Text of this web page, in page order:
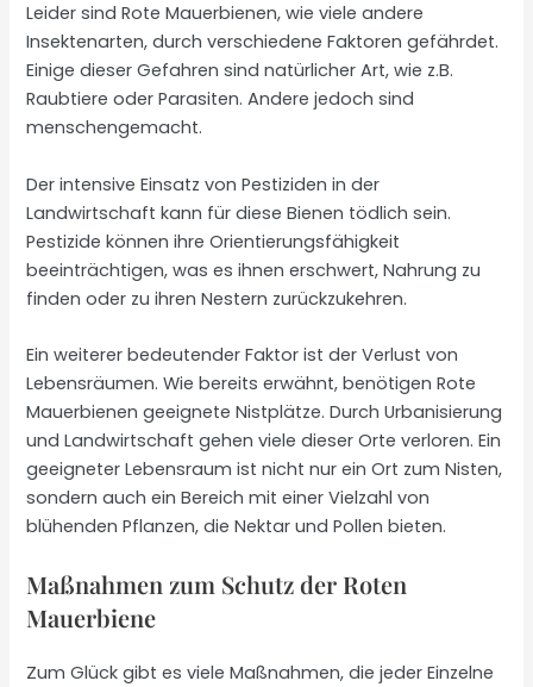
Leider sind Rote Mauerbienen, wie viele andere
Insektenarten, durch verschiedene Faktoren gefährdet.
Einige dieser Gefahren sind natürlicher Art, wie z.B.
Raubtiere oder Parasiten. Andere jedoch sind
menschengemacht.
Der intensive Einsatz von Pestiziden in der
Landwirtschaft kann für diese Bienen tödlich sein.
Pestizide können ihre Orientierungsfähigkeit
beeinträchtigen, was es ihnen erschwert, Nahrung zu
finden oder zu ihren Nestern zurückzukehren.
Ein weiterer bedeutender Faktor ist der Verlust von
Lebensräumen. Wie bereits erwähnt, benötigen Rote
Mauerbienen geeignete Nistplätze. Durch Urbanisierung
und Landwirtschaft gehen viele dieser Orte verloren. Ein
geeigneter Lebensraum ist nicht nur ein Ort zum Nisten,
sondern auch ein Bereich mit einer Vielzahl von
blühenden Pflanzen, die Nektar und Pollen bieten.
Maßnahmen zum Schutz der Roten
Mauerbiene
Zum Glück gibt es viele Maßnahmen, die jeder Einzelne